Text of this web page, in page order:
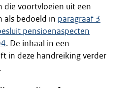
die voortvloeien uit een
als bedoeld in paragraaf 3
pensioenaspecten
. De inhaal in een
in deze handreiking verder